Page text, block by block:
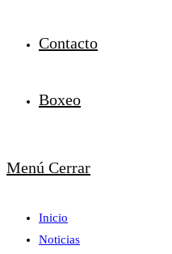
Contacto
Boxeo
Menú Cerrar
Inicio
Noticias